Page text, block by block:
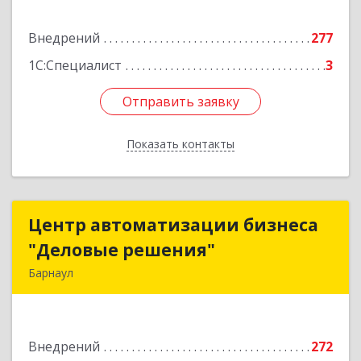
Внедрений
277
1С:Специалист
3
Отправить заявку
Показать контакты
Отправить заявку
Назад
Центр автоматизации бизнеса
"Деловые решения"
Барнаул
Внедрений
272
Центр автоматизации бизнеса
"Деловые решения"
Подробнее